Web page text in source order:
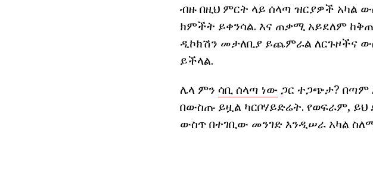
ብዙ በዚህ ምርት ላይ ሰላጣ ዝርያዎች አካል
ክምችት ይቀንሳል. እና ጠቃሚ አይደለም
ዲኮክሽን መታለቢያ ይጨምራል ለርጉዞችና
ይችላል.
ሌላ ምን ሳቢ ሰላጣ ነው ጋር ተጋጭታ? በጣም
በውስጡ ይዟል ካርቦሃይድሬት. የወፍራም, ይህ
ውስጥ በተገቢው መንገድ እንዲሠራ አካል